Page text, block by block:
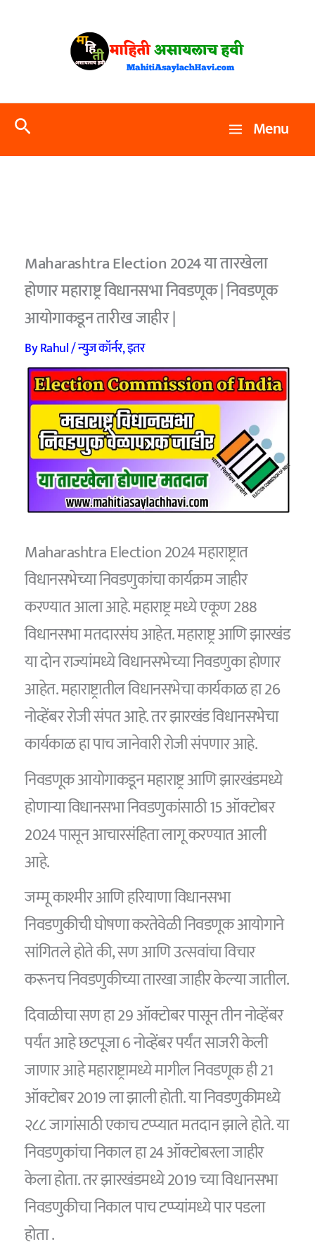
Search Menu
Maharashtra Election 2024 या तारखेला
होणार महाराष्ट्र विधानसभा निवडणूक | निवडणूक
आयोगाकडून तारीख जाहीर |
ByRahul/न्युज कॉर्नर,इतर
Maharashtra Election 2024 महाराष्ट्रात
विधानसभेच्या निवडणुकांचा कार्यक्रम जाहीर
करण्यात आला आहे. महाराष्ट्र मध्ये एकूण 288
विधानसभा मतदारसंघ आहेत. महाराष्ट्र आणि झारखंड
या दोन राज्यांमध्ये विधानसभेच्या निवडणुका होणार
आहेत. महाराष्ट्रातील विधानसभेचा कार्यकाळ हा 26
नोव्हेंबर रोजी संपत आहे. तर झारखंड विधानसभेचा
कार्यकाळ हा पाच जानेवारी रोजी संपणार आहे.
निवडणूक आयोगाकडून महाराष्ट्र आणि झारखंडमध्ये
होणाऱ्या विधानसभा निवडणुकांसाठी 15 ऑक्टोबर
2024 पासून आचारसंहिता लागू करण्यात आली
आहे.
जम्मू काश्मीर आणि हरियाणा विधानसभा
निवडणुकीची घोषणा करतेवेळी निवडणूक आयोगाने
सांगितले होते की, सण आणि उत्सवांचा विचार
करूनच निवडणुकीच्या तारखा जाहीर केल्या जातील.
दिवाळीचा सण हा 29 ऑक्टोबर पासून तीन नोव्हेंबर
पर्यंत आहे छटपूजा 6 नोव्हेंबर पर्यंत साजरी केली
जाणार आहे महाराष्ट्रामध्ये मागील निवडणूक ही 21
ऑक्टोबर 2019 ला झाली होती. या निवडणुकीमध्ये
२८८ जागांसाठी एकाच टप्प्यात मतदान झाले होते. या
निवडणुकांचा निकाल हा 24 ऑक्टोबरला जाहीर
केला होता. तर झारखंडमध्ये 2019 च्या विधानसभा
निवडणुकीचा निकाल पाच टप्प्यांमध्ये पार पडला
होता .